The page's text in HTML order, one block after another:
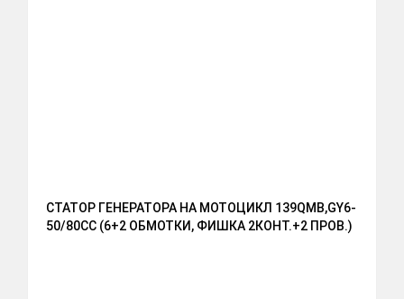
СТАТОР ГЕНЕРАТОРА НА МОТОЦИКЛ 139QМВ,GY6-
50/80СС (6+2 ОБМОТКИ, ФИШКА 2КОНТ.+2 ПРОВ.)